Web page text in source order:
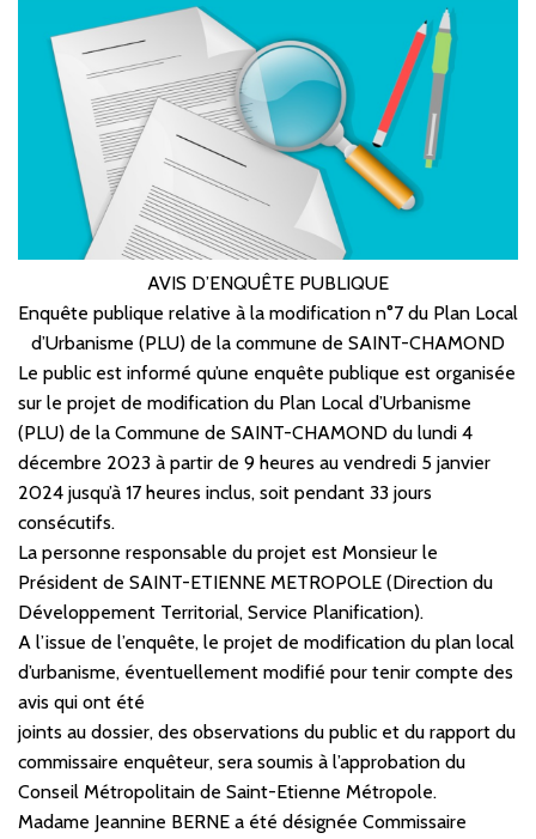
facebook
Twitter
l'article
en
pdf
AVIS D’ENQUÊTE PUBLIQUE
Enquête publique relative à la modification n°7 du Plan Local
d’Urbanisme (PLU) de la commune de SAINT-CHAMOND
Le public est informé qu’une enquête publique est organisée
sur le projet de modification du Plan Local d’Urbanisme
(PLU) de la Commune de SAINT-CHAMOND du lundi 4
décembre 2023 à partir de 9 heures au vendredi 5 janvier
2024 jusqu’à 17 heures inclus, soit pendant 33 jours
consécutifs.
La personne responsable du projet est Monsieur le
Président de SAINT-ETIENNE METROPOLE (Direction du
Développement Territorial, Service Planification).
A l’issue de l’enquête, le projet de modification du plan local
d’urbanisme, éventuellement modifié pour tenir compte des
avis qui ont été
joints au dossier, des observations du public et du rapport du
commissaire enquêteur, sera soumis à l’approbation du
Conseil Métropolitain de Saint-Etienne Métropole.
Madame Jeannine BERNE a été désignée Commissaire